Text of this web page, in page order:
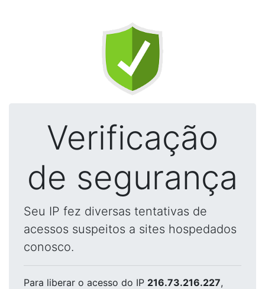
Verificação
de segurança
Seu IP fez diversas tentativas de
acessos suspeitos a sites hospedados
conosco.
Para liberar o acesso do IP 216.73.216.227,